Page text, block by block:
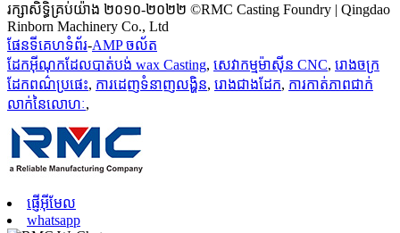
រក្សាសិទ្ធិគ្រប់យ៉ាង ២០១០-២០២២ ©RMC Casting Foundry | Qingdao
Rinborn Machinery Co., Ltd
ផែនទីគេហទំព័រ-AMP ចល័ត
ដែកអ៊ីណុកដែលបាត់បង់ wax Casting, សេវាកម្មម៉ាស៊ីន CNC, រោងចក្រ
ដែកពណ៌ប្រផេះ, ការដេញទំនាញលង្ហិន, រោងជាងដែក, ការកាត់ភាពជាក់
លាក់នៃលោហៈ,
ផ្ញើអ៊ីមែល
whatsapp